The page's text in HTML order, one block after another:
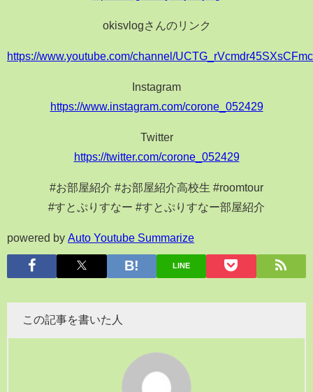
okisvlogさんのリンク
https://www.youtube.com/channel/
Instagram
https://www.instagram.com/corone_052429
Twitter
https://twitter.com/corone_052429
#お部屋紹介 #お部屋紹介高校生 #roomtour
#すとぷりすなー #すとぷりすなー部屋紹介
powered by Auto Youtube Summarize
LINE
この記事を書いた人